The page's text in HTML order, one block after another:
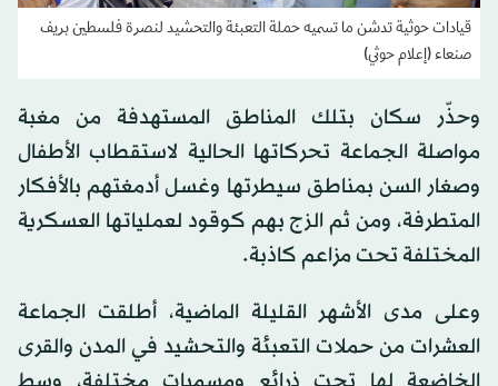
قيادات حوثية تدشن ما تسميه حملة التعبئة والتحشيد لنصرة فلسطين بريف
صنعاء (إعلام حوثي)
وحذّر سكان بتلك المناطق المستهدفة من مغبة
مواصلة الجماعة تحركاتها الحالية لاستقطاب الأطفال
وصغار السن بمناطق سيطرتها وغسل أدمغتهم بالأفكار
المتطرفة، ومن ثم الزج بهم كوقود لعملياتها العسكرية
المختلفة تحت مزاعم كاذبة.
وعلى مدى الأشهر القليلة الماضية، أطلقت الجماعة
العشرات من حملات التعبئة والتحشيد في المدن والقرى